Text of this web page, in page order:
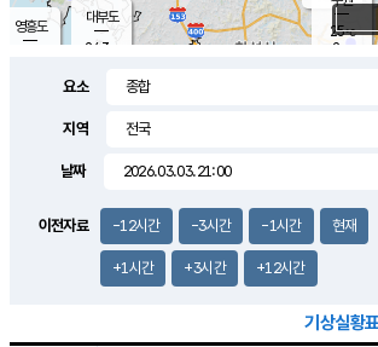
영흥도
1.8m/s
대부도
24.3
25℃
2 m/s
요소
지역
날짜
이전자료 -12시간 -3시간 -1시간 현재
+1시간 +3시간 +12시간
기상실황